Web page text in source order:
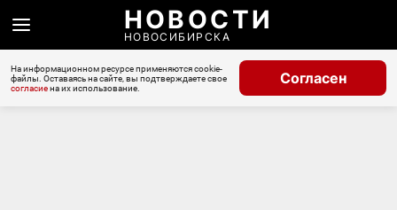
НОВОСТИ
НОВОСИБИРСКА
На информационном ресурсе применяются cookie-
файлы. Оставаясь на сайте, вы подтверждаете свое
согласиена их использование.
Согласен